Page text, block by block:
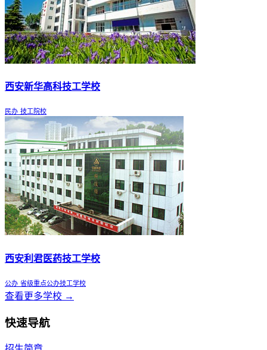
西安新华高科技工学校
民办 技工院校
西安利君医药技工学校
公办 省级重点公办技工学校
查看更多学校 →
快速导航